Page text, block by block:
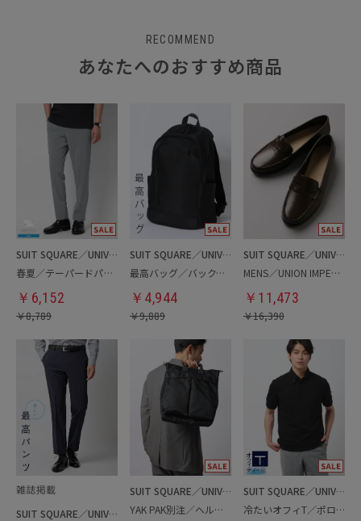
RECOMMEND
あなたへのおすすめ商品
SUIT SQUARE／UNIVERSAL LANGUAGE
春夏／テーパードパンツ
￥ 6,152
￥8,789
SUIT SQUARE／UNIVERSAL LANGUAGE
最高バッグ／バックパック
￥ 4,944
￥9,889
SUIT SQUARE／UNIVERSAL LANGUAGE
MENS／UNION IMPERIAL監修／コインローファー
￥ 11,473
￥16,390
SUIT SQUARE／UNIVERSAL LANGUAGE
SUIT SQUARE／UNIVERSAL LANGUAGE
YAK PAK別注／ヘルメットバッグ
SUIT SQUARE／UNIVERSAL LANGUAGE
冷たいオフィT／ポロシャツ